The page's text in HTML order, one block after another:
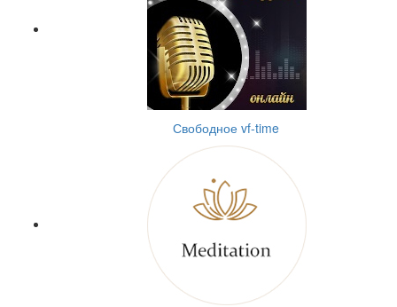
Свободное vf-time